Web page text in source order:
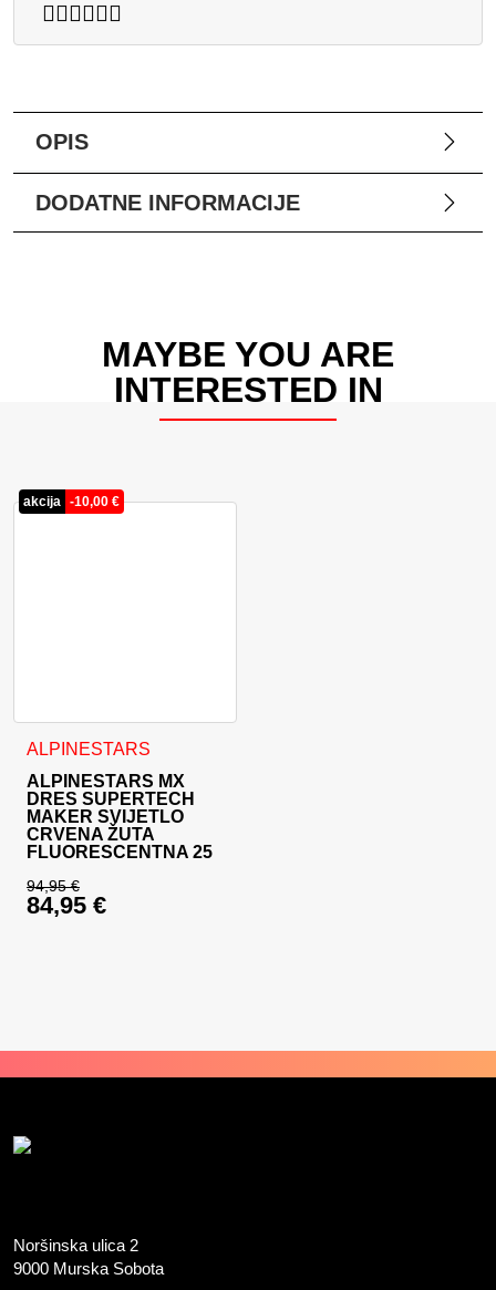
OPIS
DODATNE INFORMACIJE
MAYBE YOU ARE
INTERESTED IN
akcija -10,00 €
ALPINESTARS
ALPINESTARS MX
DRES SUPERTECH
MAKER SVIJETLO
CRVENA ŽUTA
FLUORESCENTNA 25
94,95€
Izvorna cijena bila je: 94,95 €.
84,95 €
Ovaj proizvod ima više varijanti. Opcije se mogu odabrati
Noršinska ulica 2
9000 Murska Sobota